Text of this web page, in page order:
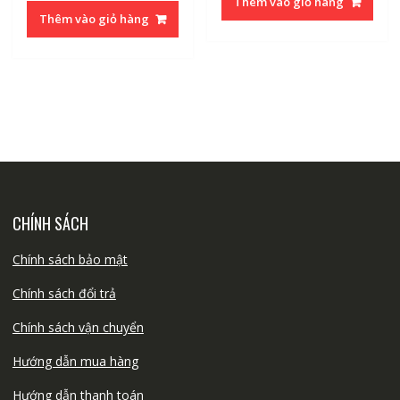
là:
6.000₫.
tại
là:
Thêm vào giỏ hàng
25.000₫. là:
CHÍNH SÁCH
Chính sách bảo mật
Chính sách đổi trả
Chính sách vận chuyển
Hướng dẫn mua hàng
Hướng dẫn thanh toán